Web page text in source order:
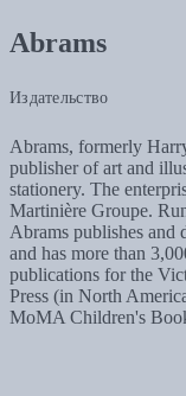
Abrams
Издательство
Abrams, formerly
publisher of art and
stationery. The
Martinière Groupe.
Abrams publishes and
and has more than
publications for the
Press (in North
MoMA Children's